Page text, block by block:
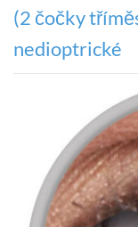
(2 čočky
nedioptrické